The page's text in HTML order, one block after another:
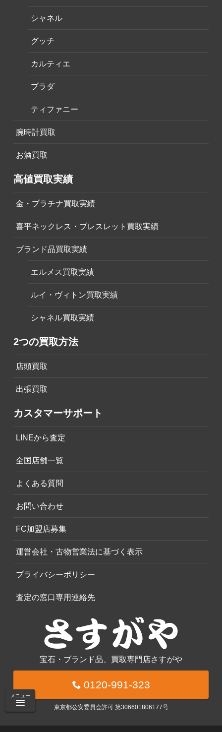
メニュー
シャネル
グッチ
カルティエ
プラダ
ティファニー
腕時計買取
お酒買取
高値買取実績
金・プラチナ買取実績
喜平ネックレス・ブレスレット買取実績
ブランド品買取実績
エルメス買取実績
ルイ・ヴィトン買取実績
シャネル買取実績
2つの買取方法
店頭買取
出張買取
カスタマーサポート
LINEから査定
全国店舗一覧
よくある質問
お問い合わせ
FC加盟店募集
運営会社・古物営業法に基づく表示
プライバシーポリシー
査定の窓口専用連絡先
宝石・ブランド品、買取専門店さすがや
0120-991-323
東京都公安委員会許可 第306601806177号